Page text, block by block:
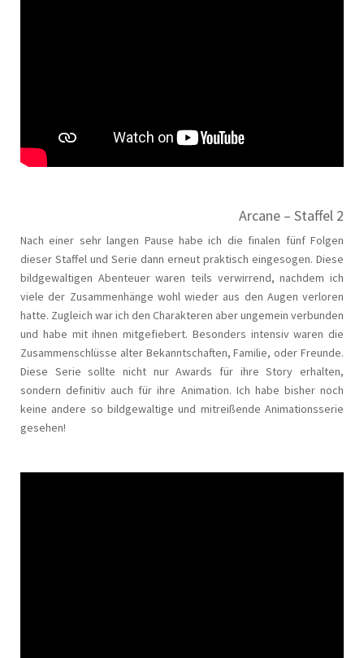
Arcane – Staffel 2
Nach einer sehr langen Pause habe ich die finalen fünf Folgen
dieser Staffel und Serie dann erneut praktisch eingesogen. Diese
bildgewaltigen Abenteuer waren teils verwirrend, nachdem ich
viele der Zusammenhänge wohl wieder aus den Augen verloren
hatte. Zugleich war ich den Charakteren aber ungemein verbunden
und habe mit ihnen mitgefiebert. Besonders intensiv waren die
Zusammenschlüsse alter Bekanntschaften, Familie, oder Freunde.
Diese Serie sollte nicht nur Awards für ihre Story erhalten,
sondern definitiv auch für ihre Animation. Ich habe bisher noch
keine andere so bildgewaltige und mitreißende Animationsserie
gesehen!